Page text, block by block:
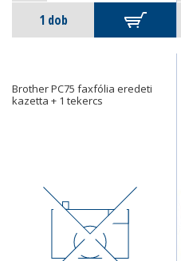
Brother PC75 faxfólia eredeti
kazetta + 1 tekercs